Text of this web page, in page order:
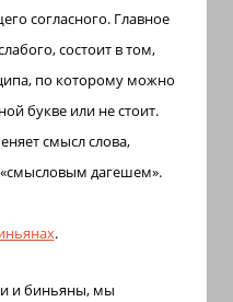
согласного. Главное
состоит в том,
по которому можно
букве или не стоит.
смысл слова,
дагешем».
.
и биньяны, мы